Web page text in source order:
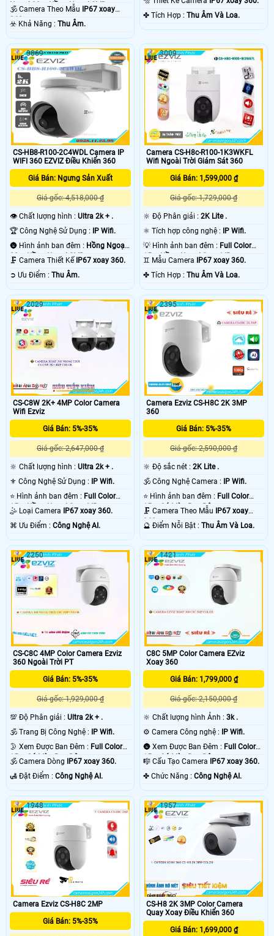
Ngoại 30m Hồng Ngoại SMD.
🕉️ Camera Theo Mẫu
IP67 xoay
360.
️☣️ Khả Năng : Thu Âm.
️✤ Tích Hợp :Thu Âm Và Loa.
CS-HB8-R100-2C4WDL Camera IP
WIFI 360 EZVIZ Điều Khiển 360
Giá Bán: Ngưng Sản Xuất
Giá gốc: 4,518,000 ₫
👁 Chất lượng hình : Ultra 2k + .
🏆 Công Nghệ Sử Dụng : IP Wifi.
🌚 Hình ảnh ban đêm : Hồng Ngoại
30m Hồng Ngoại SMD.
🗜️ Camera Thiết Kế IP67 xoay 360.
️➲ Ưu Điểm : Thu Âm.
3069
Camera CS-H8c-R100-1K3WKFL
Wifi Ngoài Trời Giám Sát 360
Giá Bán: 1,599,000 ₫
Giá gốc: 1,729,000 ₫
🔆 Độ Phân giải :2K Lite .
⚛️ Tích hợp công nghệ : IP Wifi.
💡 Hình ảnh ban đêm : Full Color
15m Hồng Ngoại Smart IR.
♊ Mẫu Camera IP67 xoay 360.
️✤ Tích Hợp :Thu Âm Và Loa.
3009
CS-C8W 2K+ 4MP Color Camera
Wifi Ezviz
Giá Bán: 5%-35%
Giá gốc: 2,647,000 ₫
🔆 Chất lượng hình : Ultra 2k + .
⚜️ Công Nghệ Sử Dụng : IP Wifi.
⭐ Hình ảnh ban đêm : Full Color
15m Hồng Ngoại Smart IR.
🤹 Loại Camera IP67 xoay 360.
️⌘ Ưu Điểm : Công Nghệ AI.
2029
Camera Ezviz CS-H8C 2K 3MP
360
Giá Bán: 5%-35%
Giá gốc: 2,590,000 ₫
🔆 Độ sắc nét :2K Lite .
🕉️ Công Nghệ Camera : IP Wifi.
⭐ Hình ảnh ban đêm : Full Color
15m Có Màu Ban Ðêm.
🗜️ Camera Theo Mẫu IP67 xoay
360.
️🔮 Điểm Nỗi Bật :Thu Âm Và Loa.
2395
CS-C8C 4MP Color Camera Ezviz
360 Ngoài Trời PT
Giá Bán: 5%-35%
Giá gốc: 1,929,000 ₫
💯 Độ Phân giải : Ultra 2k + .
🕉️ Trang Bị Công Nghệ :
IP Wifi.
🌛 Xem Được Ban Đêm : Full Color
15m Có Màu Ban Ðêm.
🕉️ Camera Dòng
IP67 xoay 360.
️🛃 Đặt Điểm : Công Nghệ AI.
2250
C8C 5MP Color Camera EZviz
Xoay 360
Giá Bán: 1,799,000 ₫
Giá gốc: 2,150,000 ₫
🔆 Chất lượng hình Ảnh :3k .
⚙ Camera Công nghệ :
IP Wifi.
🌚 Xem Được Ban Đêm : Full Color
15m Có Màu Ban Ðêm.
🎼️ Cấu Tạo Camera
IP67 xoay 360.
️✤ Chức Năng :Công Nghệ AI.
1421
Camera Ezviz CS-H8C 2MP
Giá Bán: 5%-35%
1948
CS-H8 2K 3MP Color Camera
Quay Xoay Điều Khiển 360
Giá Bán: 1,699,000 ₫
1957